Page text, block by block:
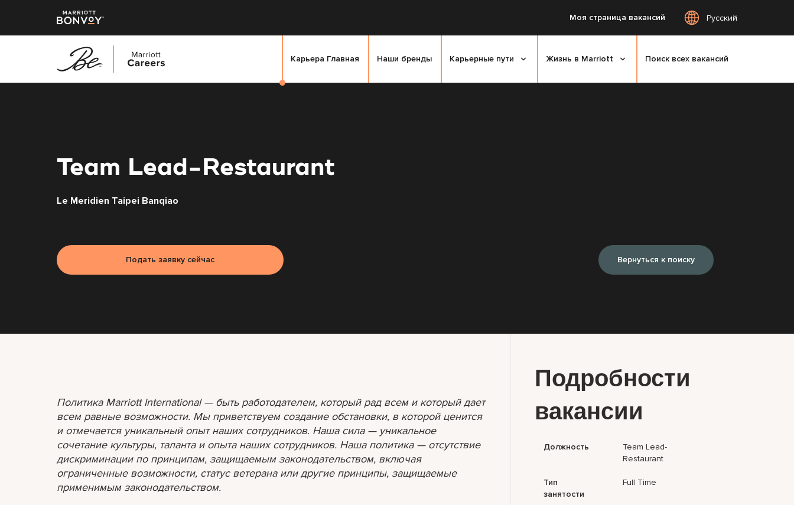
Моя страница вакансий Русский
Карьера Главная Наши бренды Карьерные пути Жизнь в Marriott Поиск всех вакансий
Team Lead-Restaurant
Le Meridien Taipei Banqiao
Подать заявку сейчас Вернуться к поиску
Политика Marriott International — быть работодателем, который рад всем и который дает
всем равные возможности. Мы приветствуем создание обстановки, в которой ценится
и отмечается уникальный опыт наших сотрудников. Наша сила — уникальное
сочетание культуры, таланта и опыта наших сотрудников. Наша политика — отсутствие
дискриминации по принципам, защищаемым законодательством, включая
ограниченные возможности, статус ветерана или другие принципы, защищаемые
применимым законодательством.
Подробности
вакансии
Должность
Team Lead-
Restaurant
Тип
занятости
Full Time